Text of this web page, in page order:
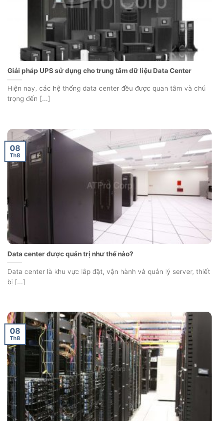
Giải pháp UPS sử dụng cho trung tâm dữ liệu Data Center
Hiện nay, các hệ thống data center đều được quan tâm và chú
trọng đến [...]
Data center được quản trị như thế nào?
Data center là khu vực lắp đặt, vận hành và quản lý server, thiết
bị [...]
08
Th8
08
Th8